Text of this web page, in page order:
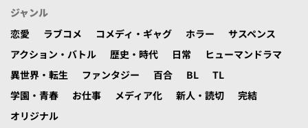
ジャンル
恋愛
ラブコメ コメディ・ギャグ ホラー
サスペンス
アクション・バトル
歴史・時代 日常
ヒューマンドラマ
異世界・転生
ファンタジー 百合 BL
TL
学園・青春
お仕事 メディア化 新人・読切
完結
オリジナル